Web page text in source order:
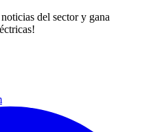
del sector y gana